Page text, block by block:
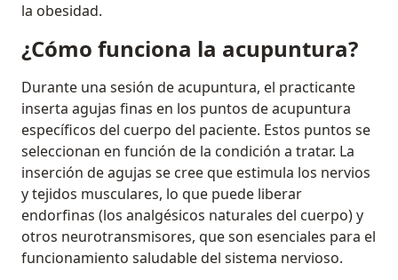
la obesidad.
¿Cómo funciona la acupuntura?
Durante una sesión de acupuntura, el practicante
inserta agujas finas en los puntos de acupuntura
específicos del cuerpo del paciente. Estos puntos se
seleccionan en función de la condición a tratar. La
inserción de agujas se cree que estimula los nervios
y tejidos musculares, lo que puede liberar
endorfinas (los analgésicos naturales del cuerpo) y
otros neurotransmisores, que son esenciales para el
funcionamiento saludable del sistema nervioso.